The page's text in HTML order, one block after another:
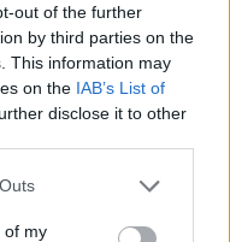
out of the further
by third parties on the
This information may
on the IAB’s List of
disclose it to other
one or more Google
You may click to
of my